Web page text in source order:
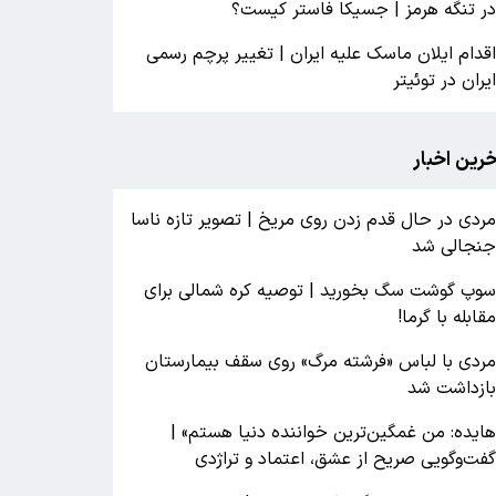
در تنگه هرمز | جسیکا فاستر کیست؟
اقدام ایلان ماسک علیه ایران | تغییر پرچم رسمی
ایران در توئیتر
اخبار
مردی در حال قدم زدن روی مریخ | تصویر تازه ناسا
جنجالی شد
سوپ گوشت سگ بخورید | توصیه کره شمالی برای
مقابله با گرما!
مردی با لباس «فرشته مرگ» روی سقف بیمارستان
بازداشت شد
هایده: من غمگین‌ترین خواننده دنیا هستم» |
گفت‌وگویی صریح از عشق، اعتماد و تراژدی